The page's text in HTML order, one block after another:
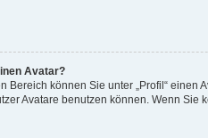
Avatar?
Bereich können Sie unter „Profil“
Avatare benutzen können. Wenn Sie